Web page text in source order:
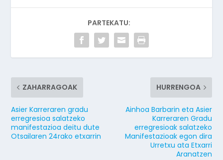
PARTEKATU:
ZAHARRAGOAK
Asier Karreraren gradu
erregresioa salatzeko
manifestazioa deitu dute
Otsailaren 24rako etxarrin
HURRENGOA
Ainhoa Barbarin eta Asier
Karreraren Gradu
erregresioak salatzeko
Manifestazioak egon dira
Urretxu ata Etxarri
Aranatzen